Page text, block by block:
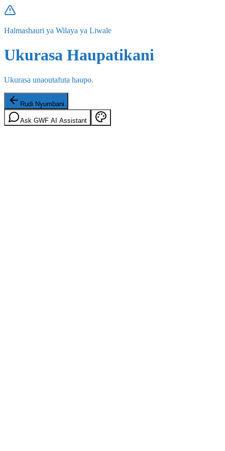
Halmashauri ya Wilaya ya Liwale
Ukurasa Haupatikani
Ukurasa unaoutafuta haupo.
Rudi Nyumbani
Ask GWF AI Assistant